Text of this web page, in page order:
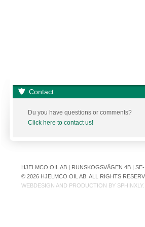
Contact
Du you have questions or comments?
Click here to contact us!
HJELMCO OIL AB | RUNSKOGSVÄGEN 4B |
© 2026 HJELMCO OIL AB. ALL RIGHTS
WEBDESIGN AND PRODUCTION BY SPHINXLY